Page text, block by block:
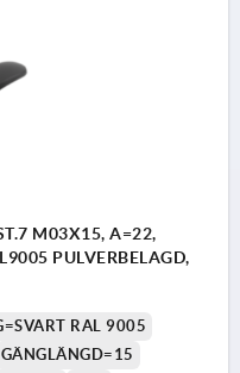
M03X15, A=22,
PULVERBELAGD,
RAL 9005
GÄNGLÄNGD=15